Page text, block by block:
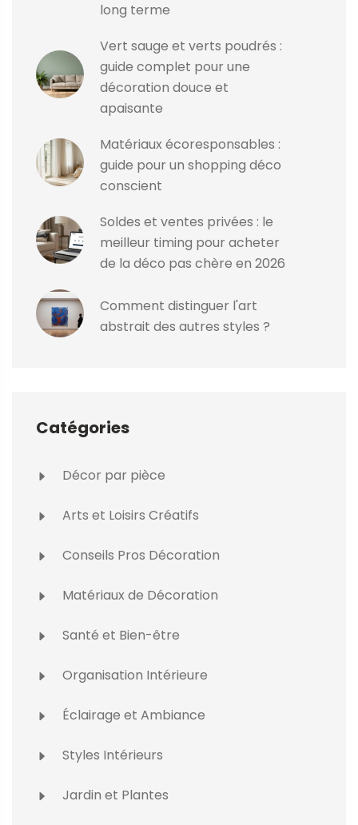
long terme
Vert sauge et verts poudrés :
guide complet pour une
décoration douce et
apaisante
Matériaux écoresponsables :
guide pour un shopping déco
conscient
Soldes et ventes privées : le
meilleur timing pour acheter
de la déco pas chère en 2026
Comment distinguer l'art
abstrait des autres styles ?
Catégories
Décor par pièce
Arts et Loisirs Créatifs
Conseils Pros Décoration
Matériaux de Décoration
Santé et Bien-être
Organisation Intérieure
Éclairage et Ambiance
Styles Intérieurs
Jardin et Plantes